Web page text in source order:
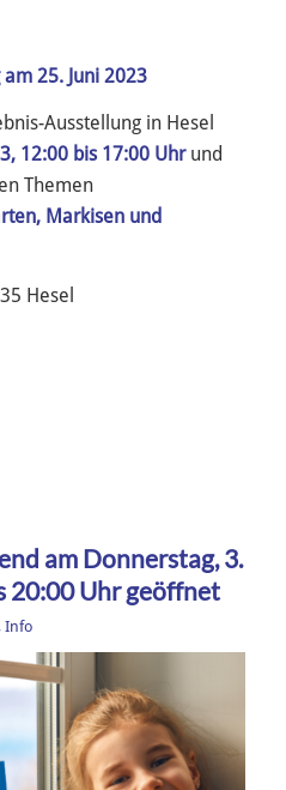
25. Juni 2023
Ausstellung in Hesel
12:00 bis 17:00 Uhrund
Themen
Markisen und
Hesel
am Donnerstag, 3.
20:00 Uhr geöffnet
Info